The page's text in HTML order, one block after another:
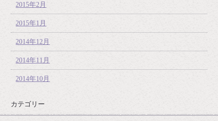
2015年2月
2015年1月
2014年12月
2014年11月
2014年10月
カテゴリー